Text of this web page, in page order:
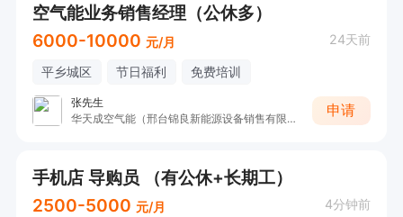
空气能业务销售经理（公休多）
6000-10000 元/月 24天前
平乡城区 节日福利 免费培训
张先生
华天成空气能（邢台锦良新能源设备销售有限公司）
申请
手机店 导购员 （有公休+长期工）
2500-5000 元/月 4分钟前